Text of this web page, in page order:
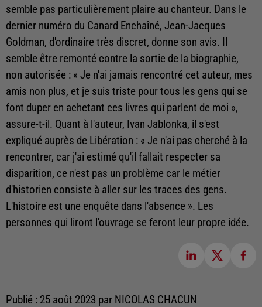
semble pas particulièrement plaire au chanteur. Dans le
dernier numéro du Canard Enchaîné, Jean-Jacques
Goldman, d'ordinaire très discret, donne son avis. Il
semble être remonté contre la sortie de la biographie,
non autorisée : « Je n'ai jamais rencontré cet auteur, mes
amis non plus, et je suis triste pour tous les gens qui se
font duper en achetant ces livres qui parlent de moi »,
assure-t-il. Quant à l'auteur, Ivan Jablonka, il s'est
expliqué auprès de Libération : « Je n'ai pas cherché à la
rencontrer, car j'ai estimé qu'il fallait respecter sa
disparition, ce n'est pas un problème car le métier
d'historien consiste à aller sur les traces des gens.
L'histoire est une enquête dans l'absence ». Les
personnes qui liront l'ouvrage se feront leur propre idée.
Publié : 25 août 2023 par NICOLAS CHACUN